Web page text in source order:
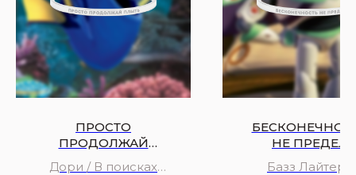
ПРОСТО
ПРОДОЛЖАЙ
ПЛЫТЬ
Дори / В поисках
НЕ ПРЕДЕЛ
Базз Лайтер /